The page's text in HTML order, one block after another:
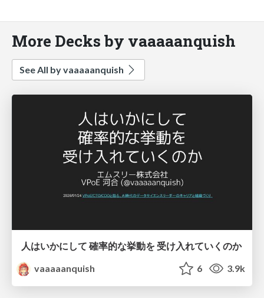
More Decks by vaaaaanquish
See All by vaaaaanquish
人はいかにして 確率的な挙動を 受け入れていくのか
vaaaaanquish
6 3.9k